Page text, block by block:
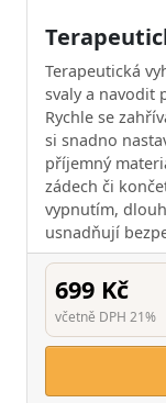
Terapeutická
svaly a navodit
Rychle se
si snadno
příjemný
zádech či
vypnutím,
usnadňují
699 Kč
včetně DPH 21%